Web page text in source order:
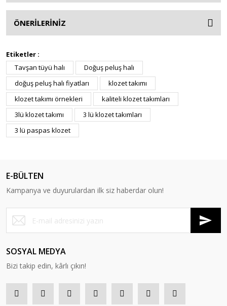
ÖNERİLERİNİZ
Etiketler :
Tavşan tüyü halı
Doğuş peluş halı
doğuş peluş halı fiyatları
klozet takımı
klozet takımı örnekleri
kaliteli klozet takımları
3lü klozet takımı
3 lü klozet takımları
3 lü paspas klozet
E-BÜLTEN
Kampanya ve duyurulardan ilk siz haberdar olun!
SOSYAL MEDYA
Bizi takip edin, kârlı çıkın!